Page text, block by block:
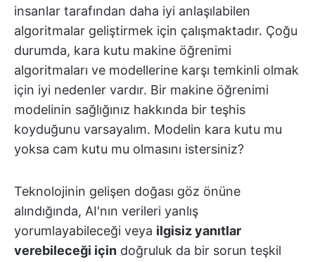
insanlar tarafından daha iyi anlaşılabilen
algoritmalar geliştirmek için çalışmaktadır. Çoğu
durumda, kara kutu makine öğrenimi
algoritmaları ve modellerine karşı temkinli olmak
için iyi nedenler vardır. Bir makine öğrenimi
modelinin sağlığınız hakkında bir teşhis
koyduğunu varsayalım. Modelin kara kutu mu
yoksa cam kutu mu olmasını istersiniz?
Teknolojinin gelişen doğası göz önüne
alındığında, AI'nın verileri yanlış
yorumlayabileceği veya ilgisiz yanıtlar
verebileceği için doğruluk da bir sorun teşkil